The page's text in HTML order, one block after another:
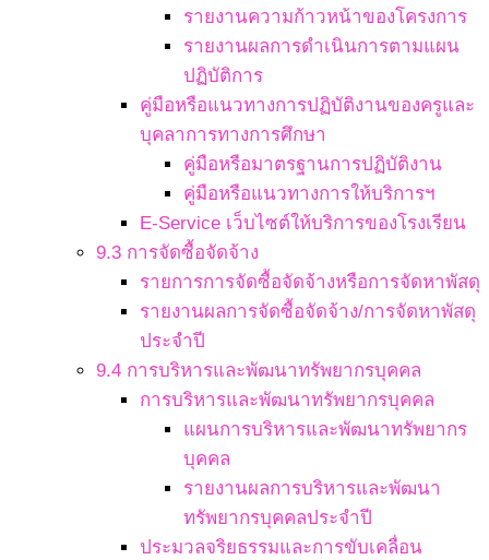
รายงานความก้าวหน้าของโครงการ
รายงานผลการดำเนินการตามแผน
ปฏิบัติการ
คู่มือหรือแนวทางการปฏิบัติงานของครูและ
บุคลาการทางการศึกษา
คู่มือหรือมาตรฐานการปฏิบัติงาน
คู่มือหรือแนวทางการให้บริการฯ
E-Service เว็บไซต์ให้บริการของโรงเรียน
9.3 การจัดซื้อจัดจ้าง
รายการการจัดซื้อจัดจ้างหรือการจัดหาพัสดุ
รายงานผลการจัดซื้อจัดจ้าง/การจัดหาพัสดุ
ประจำปี
9.4 การบริหารและพัฒนาทรัพยากรบุคคล
การบริหารและพัฒนาทรัพยากรบุคคล
แผนการบริหารและพัฒนาทรัพยากร
บุคคล
รายงานผลการบริหารและพัฒนา
ทรัพยากรบุคคลประจำปี
ประมวลจริยธรรมและการขับเคลื่อน